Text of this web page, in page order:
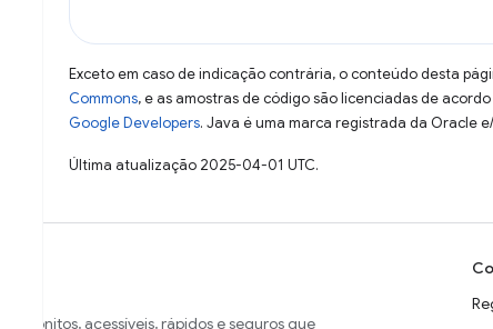
Exceto em caso de indicação contrária, o conteúdo desta
Commons, e as amostras de código são licenciadas de acordo
Google Developers. Java é uma marca registrada da Oracle
Última atualização 2025-04-01 UTC.
bonitos, acessíveis, rápidos e seguros que